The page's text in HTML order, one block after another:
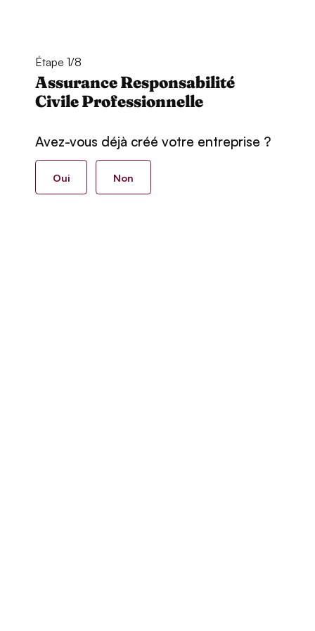
Étape 1/8
Assurance Responsabilité
Civile Professionnelle
Avez-vous déjà créé votre entreprise ?
Oui Non